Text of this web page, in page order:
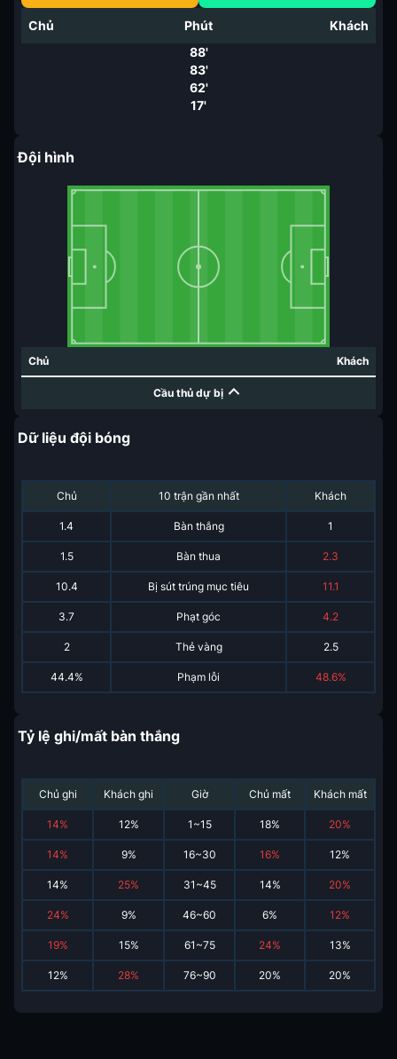
Chủ Phút
Khách
88'
83'
62'
17'
Đội hình
Chủ Khách
Cầu thủ dự bị
Dữ liệu đội bóng
Chủ 10 trận gần nhất Khách
1.4 Bàn thắng 1
1.5 Bàn thua 2.3
10.4 Bị sút trúng mục tiêu 11.1
3.7 Phạt góc 4.2
2 Thẻ vàng 2.5
44.4% Phạm lỗi 48.6%
Tỷ lệ ghi/mất bàn thắng
Chủ ghi Khách ghi Giờ Chủ mất Khách mất
14% 12% 1~15 18% 20%
14% 9% 16~30 16% 12%
14% 25% 31~45 14% 20%
24% 9% 46~60 6% 12%
19% 15% 61~75 24% 13%
12% 28% 76~90 20% 20%